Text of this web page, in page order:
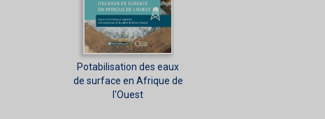
Potabilisation des eaux
de surface en Afrique de
l'Ouest